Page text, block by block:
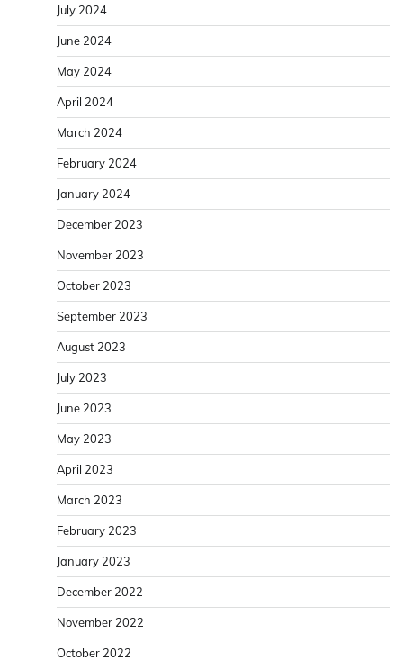
July 2024
June 2024
May 2024
April 2024
March 2024
February 2024
January 2024
December 2023
November 2023
October 2023
September 2023
August 2023
July 2023
June 2023
May 2023
April 2023
March 2023
February 2023
January 2023
December 2022
November 2022
October 2022